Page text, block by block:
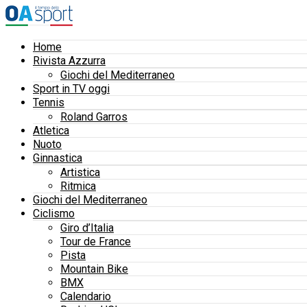
Home
Rivista Azzurra
Giochi del Mediterraneo
Sport in TV oggi
Tennis
Roland Garros
Atletica
Nuoto
Ginnastica
Artistica
Ritmica
Giochi del Mediterraneo
Ciclismo
Giro d’Italia
Tour de France
Pista
Mountain Bike
BMX
Calendario